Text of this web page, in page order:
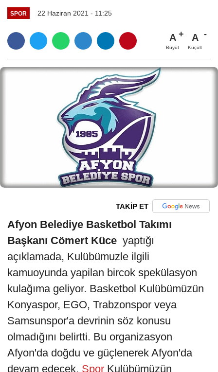
SPOR 22 Haziran 2021 - 11:25
A
Büyüt
A
Küçült
TAKİP ET
Afyon Belediye Basketbol Takımı
Başkanı Cömert Küce yaptığı
açıklamada, Kulübümuzle ilgili
kamuoyunda yapilan bircok spekülasyon
kulağıma geliyor. Basketbol Kulübümüzün
Konyaspor, EGO, Trabzonspor veya
Samsunspor'a devrinin söz konusu
olmadığını belirtti. Bu organizasyon
Afyon'da doğdu ve güçlenerek Afyon'da
devam edecek. Spor Kulübümüzün